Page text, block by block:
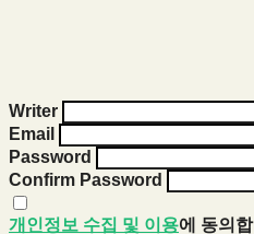
Writer
Email
Password
Confirm Password
개인정보 수집 및 이용에 동의